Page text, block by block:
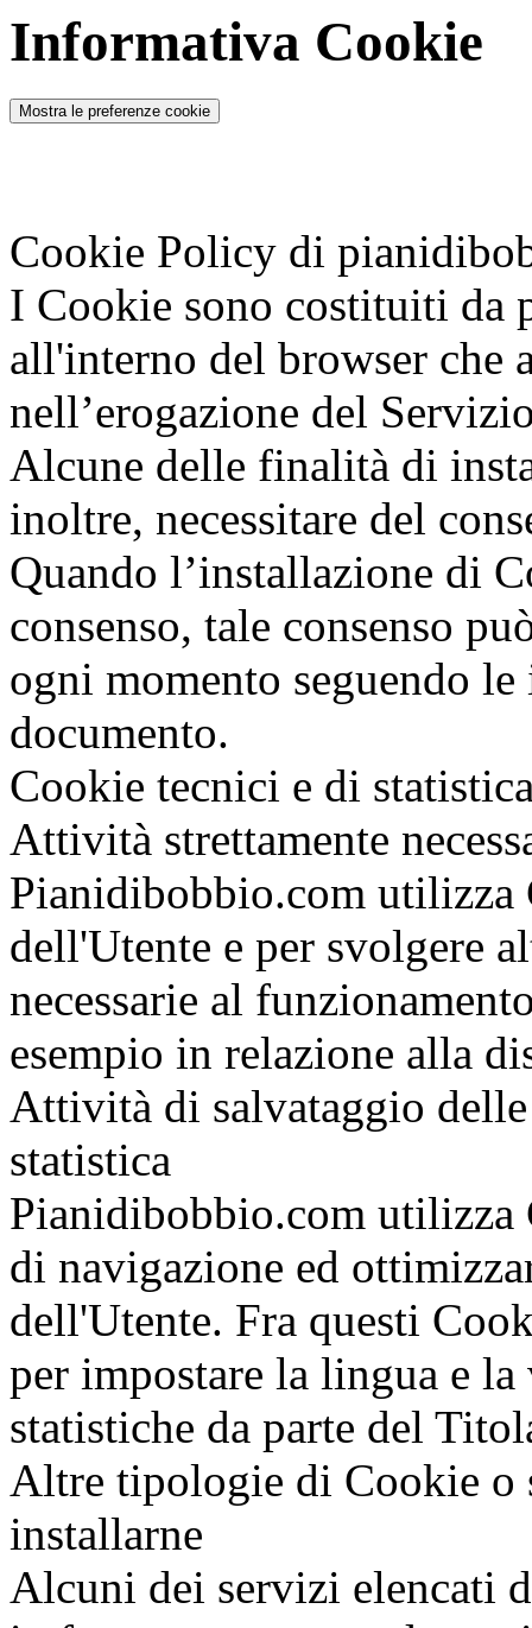
Informativa Cookie
Mostra le preferenze cookie
Cookie Policy di
I Cookie sono costituiti da
all'interno del browser che
nell’erogazione del
Alcune delle finalità di
inoltre, necessitare del
Quando l’installazione di
consenso, tale consenso
ogni momento seguendo
documento.
Cookie tecnici e di
Attività strettamente
Pianidibobbio.com utilizza
dell'Utente e per svolgere
necessarie al
esempio in relazione alla
Attività di salvataggio
statistica
Pianidibobbio.com utilizza
di navigazione ed
dell'Utente. Fra questi
per impostare la lingua e
statistiche da parte del
Altre tipologie di Cookie o
installarne
Alcuni dei servizi elencati